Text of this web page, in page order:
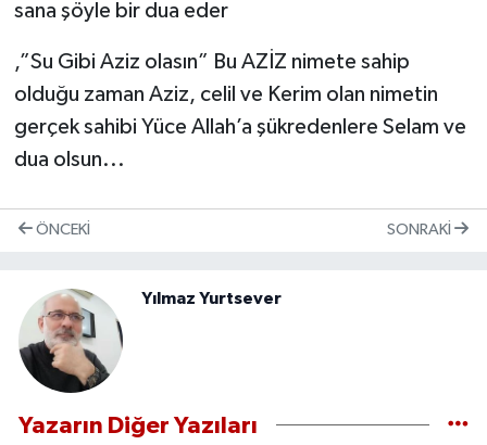
sana şöyle bir dua eder
,”Su Gibi Aziz olasın” Bu AZİZ nimete sahip
olduğu zaman Aziz, celil ve Kerim olan nimetin
gerçek sahibi Yüce Allah’a şükredenlere Selam ve
dua olsun...
ÖNCEKI SONRAKI
Yılmaz Yurtsever
Yazarın Diğer Yazıları